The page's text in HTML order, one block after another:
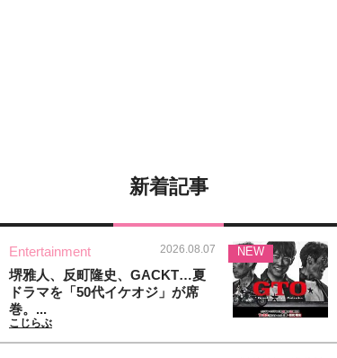
新着記事
Entertainment 2026.08.07
堺雅人、反町隆史、GACKT…夏
ドラマを「50代イケオジ」が席
巻。...
こじらぶ
NEW